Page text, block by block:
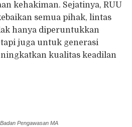
kehakiman. Sejatinya, RUU
semua pihak, lintas
hanya diperuntukkan
juga untuk generasi
kualitas keadilan
Pengawasan MA